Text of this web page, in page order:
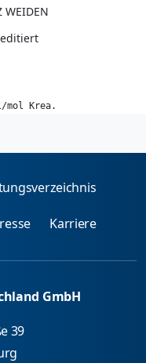
WEIDEN
mol Krea.
Krea.
Karriere
GmbH
39